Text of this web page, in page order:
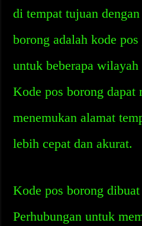
di tempat tujuan
borong adalah kode
untuk beberapa wilayah
Kode pos borong dapat
menemukan alamat
lebih cepat dan akurat.
Kode pos borong
Perhubungan untuk